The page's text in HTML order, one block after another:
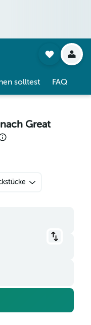
solltest FAQ
Great